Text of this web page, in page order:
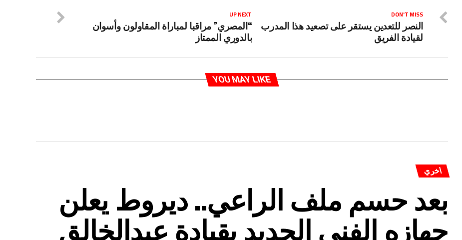
UP NEXT
“المصري” مراقبا لمباراة المقاولون وأسوان
بالدوري الممتاز
DON'T MISS
النصر للتعدين يستقر على تصعيد هذا المدرب
لقيادة الفريق
YOU MAY LIKE
اخري
بعد حسم ملف الراعي.. ديروط يعلن
جهازه الفني الجديد بقيادة عبدالخالق